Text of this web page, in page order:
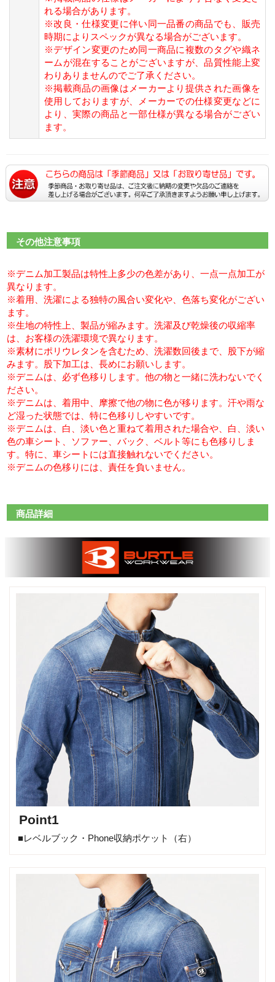
れる場合があります。
※改良・仕様変更に伴い同一品番の商品でも、販売
時期によりスペックが異なる場合がございます。
※デザイン変更のため同一商品に複数のタグや織ネ
ームが混在することがございますが、品質性能上変
わりありませんのでご了承ください。
※掲載商品の画像はメーカーより提供された画像を
使用しておりますが、メーカーでの仕様変更などに
より、実際の商品と一部仕様が異なる場合がござい
ます。
その他注意事項
※デニム加工製品は特性上多少の色差があり、一点一点加工が
異なります。
※着用、洗濯による独特の風合い変化や、色落ち変化がござい
ます。
※生地の特性上、製品が縮みます。洗濯及び乾燥後の収縮率
は、お客様の洗濯環境で異なります。
※素材にポリウレタンを含むため、洗濯数回後まで、股下が縮
みます。股下加工は、長めにお願いします。
※デニムは、必ず色移りします。他の物と一緒に洗わないでく
ださい。
※デニムは、着用中、摩擦で他の物に色が移ります。汗や雨な
ど湿った状態では、特に色移りしやすいです。
※デニムは、白、淡い色と重ねて着用された場合や、白、淡い
色の車シート、ソファー、バック、ベルト等にも色移りしま
す。特に、車シートには直接触れないでください。
※デニムの色移りには、責任を負いません。
商品詳細
Point1
■レベルブック・Phone収納ポケット（右）